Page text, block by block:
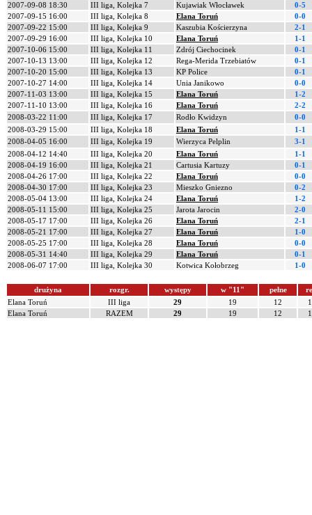
2007-09-08 18:30
III liga, Kolejka 7 Kujawiak Włocławek
0-5
2007-09-15 16:00
III liga, Kolejka 8 Elana Toruń
0-0
2007-09-22 15:00
III liga, Kolejka 9 Kaszubia Kościerzyna
2-1
2007-09-29 16:00
III liga, Kolejka 10 Elana Toruń
1-1
2007-10-06 15:00
III liga, Kolejka 11 Zdrój Ciechocinek
0-1
2007-10-13 13:00
III liga, Kolejka 12 Rega-Merida Trzebiatów
0-1
2007-10-20 15:00
III liga, Kolejka 13 KP Police
0-1
2007-10-27 14:00
III liga, Kolejka 14 Unia Janikowo
0-0
2007-11-03 13:00
III liga, Kolejka 15 Elana Toruń
1-2
2007-11-10 13:00
III liga, Kolejka 16 Elana Toruń
2-2
2008-03-22 11:00
III liga, Kolejka 17 Rodło Kwidzyn
0-0
2008-03-29 15:00
III liga, Kolejka 18 Elana Toruń
1-1
2008-04-05 16:00
III liga, Kolejka 19 Wierzyca Pelplin
3-1
2008-04-12 14:40
III liga, Kolejka 20 Elana Toruń
1-1
2008-04-19 16:00
III liga, Kolejka 21 Cartusia Kartuzy
0-1
2008-04-26 17:00
III liga, Kolejka 22 Elana Toruń
0-0
2008-04-30 17:00
III liga, Kolejka 23 Mieszko Gniezno
0-2
2008-05-04 13:00
III liga, Kolejka 24 Elana Toruń
1-2
2008-05-11 15:00
III liga, Kolejka 25 Jarota Jarocin
2-0
2008-05-17 17:00
III liga, Kolejka 26 Elana Toruń
2-1
2008-05-21 17:00
III liga, Kolejka 27 Elana Toruń
1-0
2008-05-25 17:00
III liga, Kolejka 28 Elana Toruń
0-0
2008-05-31 14:40
III liga, Kolejka 29 Elana Toruń
0-1
2008-06-07 17:00
III liga, Kolejka 30 Kotwica Kołobrzeg 1-0
drużyna rozgr. występy w "11" pełne
Elana Toruń
III liga 29 19 12
Elana Toruń
RAZEM 29 19 12